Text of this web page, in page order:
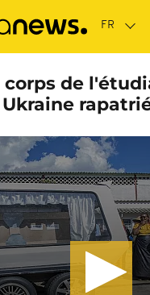
corps de